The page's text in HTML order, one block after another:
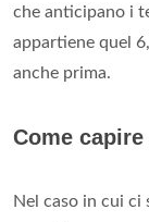
che anticipano i
appartiene quel
anche prima.
Come
Nel caso in cui ci